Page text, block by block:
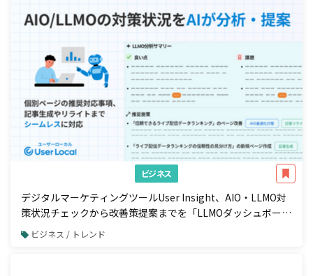
ビジネス
デジタルマーケティングツールUser Insight、AIO・LLMO対
策状況チェックから改善策提案までを「LLMOダッシュボー
ド」で一元管理
ビジネス / トレンド